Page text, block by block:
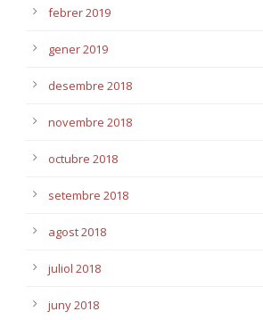
febrer 2019
gener 2019
desembre 2018
novembre 2018
octubre 2018
setembre 2018
agost 2018
juliol 2018
juny 2018